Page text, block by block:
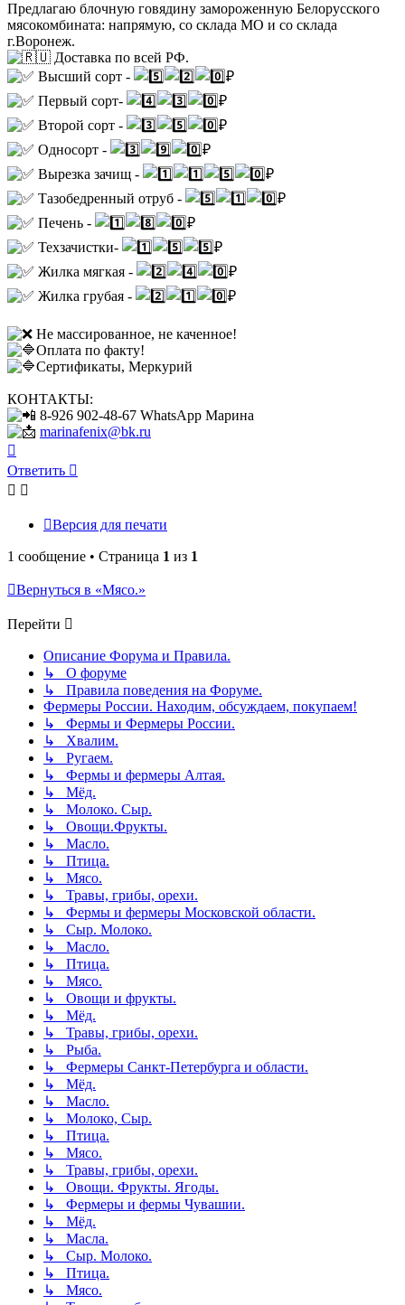
Предлагаю блочную говядину замороженную Белорусского
мясокомбината: напрямую, со склада МО и со склада
г.Воронеж.
Доставка по всей РФ.
Высший сорт -
₽
Первый сорт-
₽
Второй сорт -
₽
Односорт -
₽
Вырезка зачищ -
₽
Тазобедренный отруб -
₽
Печень -
₽
Техзачистки-
₽
Жилка мягкая -
₽
Жилка грубая -
₽
Не массированное, не каченное!
Оплата по факту!
Сертификаты, Меркурий
КОНТАКТЫ:
8-926 902-48-67 WhatsApp Марина
marinafenix@bk.ru
к
началу
Ответить
Версия для печати
1 сообщение • Страница 1 из 1
Вернуться в «Мясо.»
Перейти
Описание Форума и Правила.
↳ О форуме
↳ Правила поведения на Форуме.
Фермеры России. Находим, обсуждаем, покупаем!
↳ Фермы и Фермеры России.
↳ Хвалим.
↳ Ругаем.
↳ Фермы и фермеры Алтая.
↳ Мёд.
↳ Молоко. Сыр.
↳ Овощи.Фрукты.
↳ Масло.
↳ Птица.
↳ Мясо.
↳ Травы, грибы, орехи.
↳ Фермы и фермеры Московской области.
↳ Сыр. Молоко.
↳ Масло.
↳ Птица.
↳ Мясо.
↳ Овощи и фрукты.
↳ Мёд.
↳ Травы, грибы, орехи.
↳ Рыба.
↳ Фермеры Санкт-Петербурга и области.
↳ Мёд.
↳ Масло.
↳ Молоко, Сыр.
↳ Птица.
↳ Мясо.
↳ Травы, грибы, орехи.
↳ Овощи. Фрукты. Ягоды.
↳ Фермеры и фермы Чувашии.
↳ Мёд.
↳ Масла.
↳ Сыр. Молоко.
↳ Птица.
↳ Мясо.